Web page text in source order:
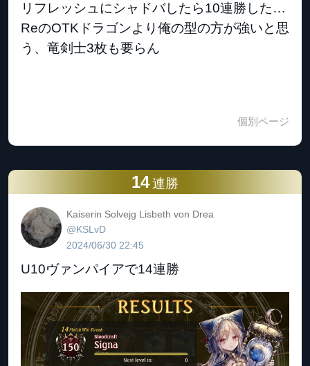
リフレッシュにシャドバしたら10連勝した…
ReのOTKドラゴンより俺の型の方が強いと思
う、竜剣士3枚も要らん
個別ページ
14 連勝
Kaiserin Solvejg Lisbeth von Drea
@KSLvD
2024/06/30 22:45
U10ヴァンパイアで14連勝